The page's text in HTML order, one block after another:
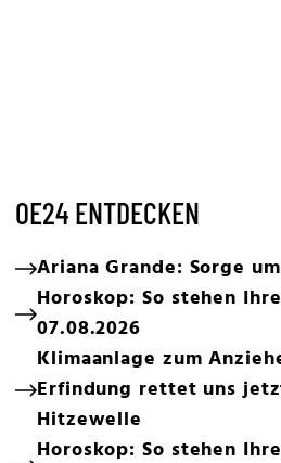
OE24 ENTDECKEN
Ariana Grande: Sorge
Horoskop: So stehen
07.08.2026
Klimaanlage zum
Erfindung rettet uns
Hitzewelle
Horoskop: So stehen